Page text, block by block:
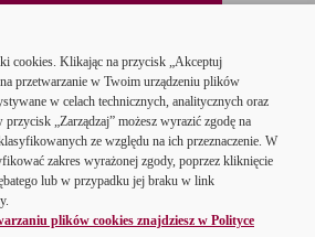
dotyczącą przetwarzania
przez Bank
zgodę na kontakt w celu
oferty ...zapoznaj się
informacyjną ›